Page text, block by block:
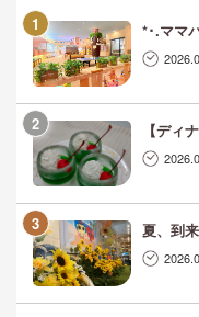
*･.ママ
【ディ
夏、到来